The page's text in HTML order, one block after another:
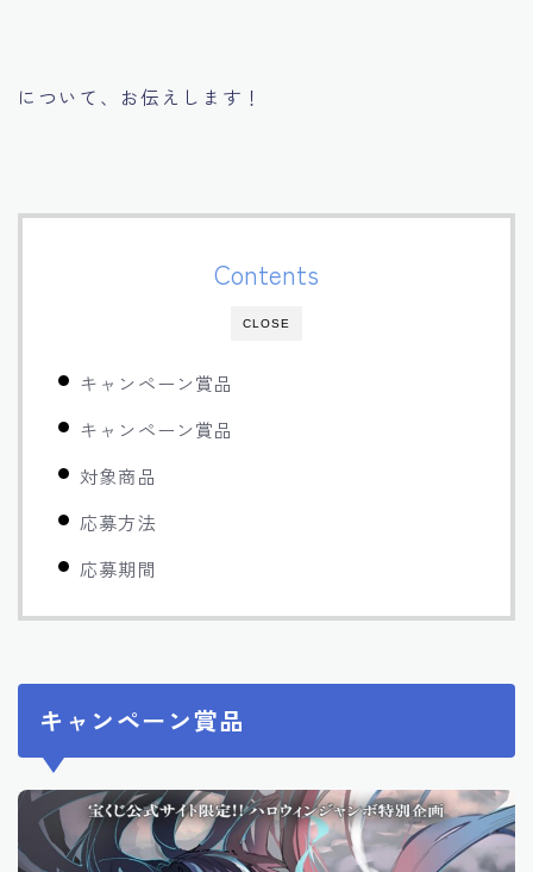
について、お伝えします！
CLOSE
Contents
キャンペーン賞品
キャンペーン賞品
対象商品
応募方法
応募期間
キャンペーン賞品